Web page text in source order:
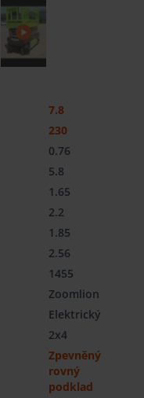
7.8
230
0.76
5.8
1.65
2.2
1.85
2.56
1455
Zoomlion
Elektrický
2x4
Zpevněný
rovný
podklad